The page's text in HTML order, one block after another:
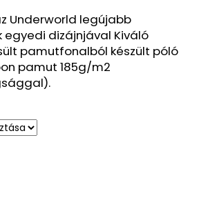
Underworld legújabb
egyedi dizájnjával Kiváló
pamutfonalból készült póló
pamut 185g/m2